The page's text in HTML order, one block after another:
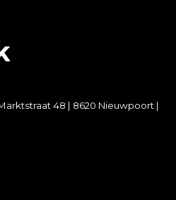
48 | 8620 Nieuwpoort |